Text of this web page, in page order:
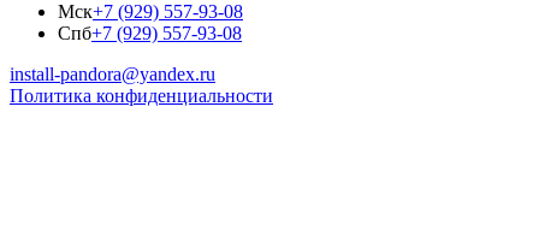
Мск+7 (929) 557-93-08
Спб+7 (929) 557-93-08
install-pandora@yandex.ru
Политика конфиденциальности